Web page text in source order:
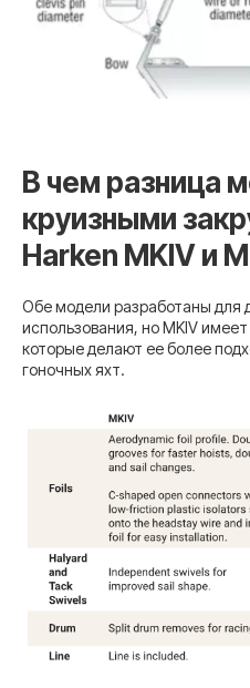
В чем разница
круизными
Harken MKIV и
Обе модели разработаны для
использования, но MKIV
которые делают ее более
гоночных яхт.